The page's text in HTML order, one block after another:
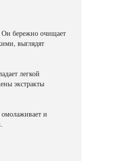
Он бережно очищает
выглядят
легкой
экстракты
и